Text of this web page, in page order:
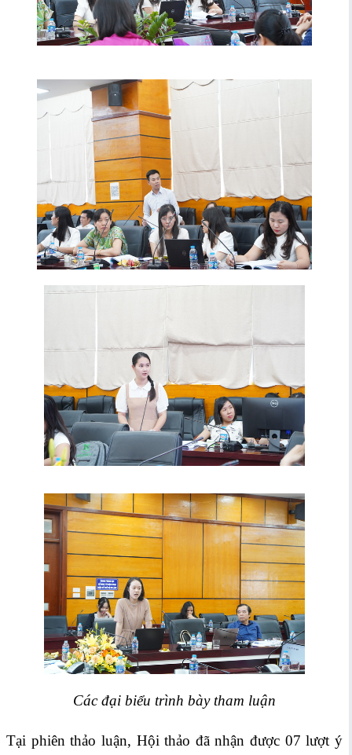
Các đại biểu trình bày tham luận
Tại phiên thảo luận, Hội thảo đã nhận được 07 lượt ý